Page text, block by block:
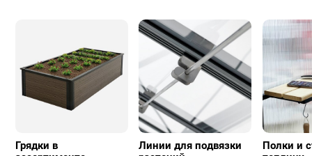
Грядки в
Линии для подвязки
Полки и